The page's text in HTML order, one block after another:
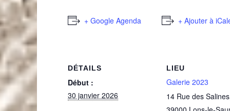
+ Google Agenda + Ajouter à
DÉTAILS
Début :
30 janvier 2026
LIEU
Galerie 2023
14 Rue des Salines